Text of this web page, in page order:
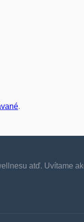
.
atď. Uvítame